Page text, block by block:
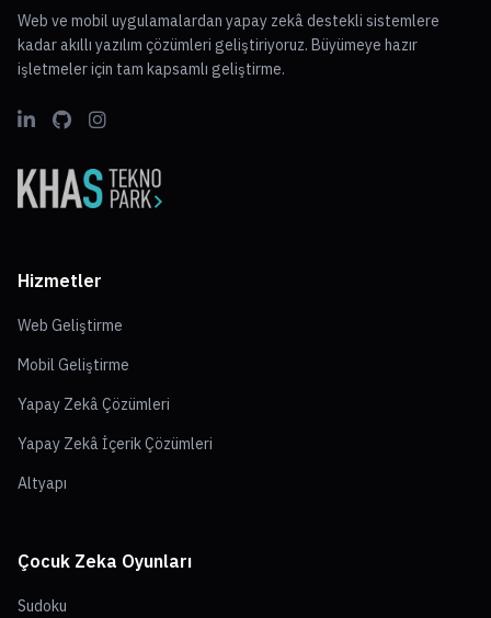
Web ve mobil uygulamalardan yapay zekâ destekli sistemlere
kadar akıllı yazılım çözümleri geliştiriyoruz. Büyümeye hazır
işletmeler için tam kapsamlı geliştirme.
Hizmetler
Web Geliştirme
Mobil Geliştirme
Yapay Zekâ Çözümleri
Yapay Zekâ İçerik Çözümleri
Altyapı
Çocuk Zeka Oyunları
Sudoku